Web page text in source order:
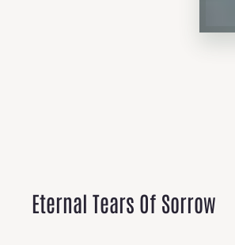
Eternal Tears Of Sorrow